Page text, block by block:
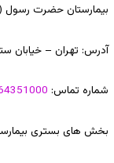
بیمارستان حضرت
آدرس: تهران – خیابان
شماره تماس:
بخش های بستری